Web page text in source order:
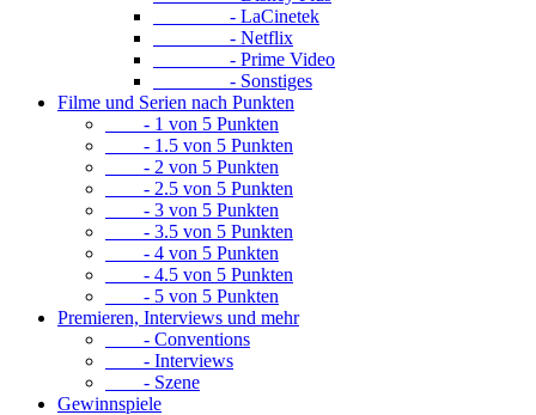
- LaCinetek
- Netflix
- Prime Video
- Sonstiges
Filme und Serien nach Punkten
- 1 von 5 Punkten
- 1.5 von 5 Punkten
- 2 von 5 Punkten
- 2.5 von 5 Punkten
- 3 von 5 Punkten
- 3.5 von 5 Punkten
- 4 von 5 Punkten
- 4.5 von 5 Punkten
- 5 von 5 Punkten
Premieren, Interviews und mehr
- Conventions
- Interviews
- Szene
Gewinnspiele